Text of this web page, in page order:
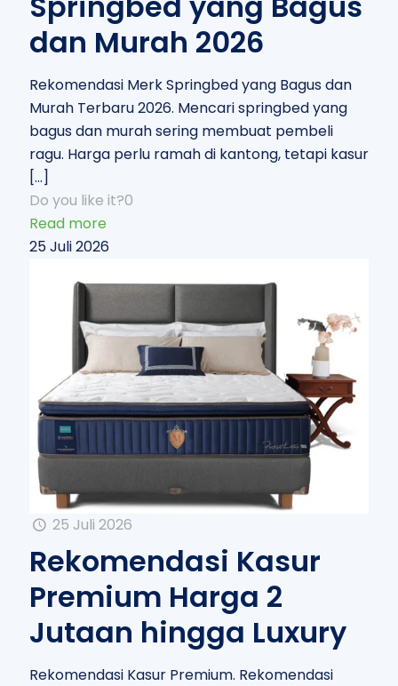
dan Murah 2026
Rekomendasi Merk Springbed yang Bagus dan
Murah Terbaru 2026. Mencari springbed yang
bagus dan murah sering membuat pembeli
ragu. Harga perlu ramah di kantong, tetapi kasur
[…]
Do you like it?0
Read more
25 Juli 2026
25 Juli 2026
Rekomendasi Kasur
Premium Harga 2
Jutaan hingga Luxury
Rekomendasi Kasur Premium. Rekomendasi